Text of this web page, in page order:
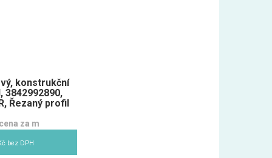
konstrukční
3842992890,
Řezaný profil
za m
bez DPH